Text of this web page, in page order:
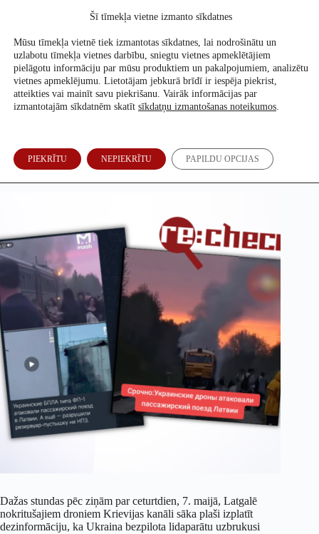
Atbalsti mūs
Ukraina vēršas pret NATO; uzbrūk pasažieru vilcienam – kā
par dronu incidentu melo Krievijas propaganda
7. Mai, 2026
Dažas stundas pēc ziņām par ceturtdien, 7. maijā, Latgalē
nokritušajiem droniem Krievijas kanāli sāka plaši izplatīt
dezinformāciju, ka Ukraina bezpilota lidaparātu uzbrukusi
Šī tīmekļa vietne izmanto sīkdatnes
Mūsu tīmekļa vietnē tiek izmantotas sīkdatnes, lai nodrošinātu un
uzlabotu tīmekļa vietnes darbību, sniegtu vietnes apmeklētājiem
pielāgotu informāciju par mūsu produktiem un pakalpojumiem, analizētu
vietnes apmeklējumu. Lietotājam jebkurā brīdī ir iespēja piekrist,
atteikties vai mainīt savu piekrišanu. Vairāk informācijas par
izmantotajām sīkdatnēm skatīt sīkdatņu izmantošanas noteikumos.
PIEKRĪTU NEPIEKRĪTU PAPILDU OPCIJAS